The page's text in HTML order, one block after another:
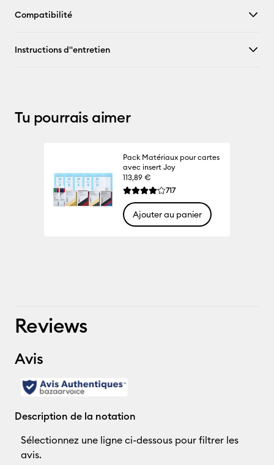
Compatibilité
Instructions d''entretien
Tu pourrais aimer
Pack Matériaux pour cartes
avec insert Joy
113,89 €
La note moyenne de ce produit est 4.1
717Reviews
Ajouter au panier
Reviews